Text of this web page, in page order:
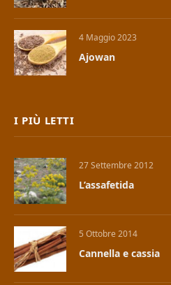
4 Maggio 2023
Ajowan
I PIÙ LETTI
27 Settembre 2012
L’assafetida
5 Ottobre 2014
Cannella e cassia